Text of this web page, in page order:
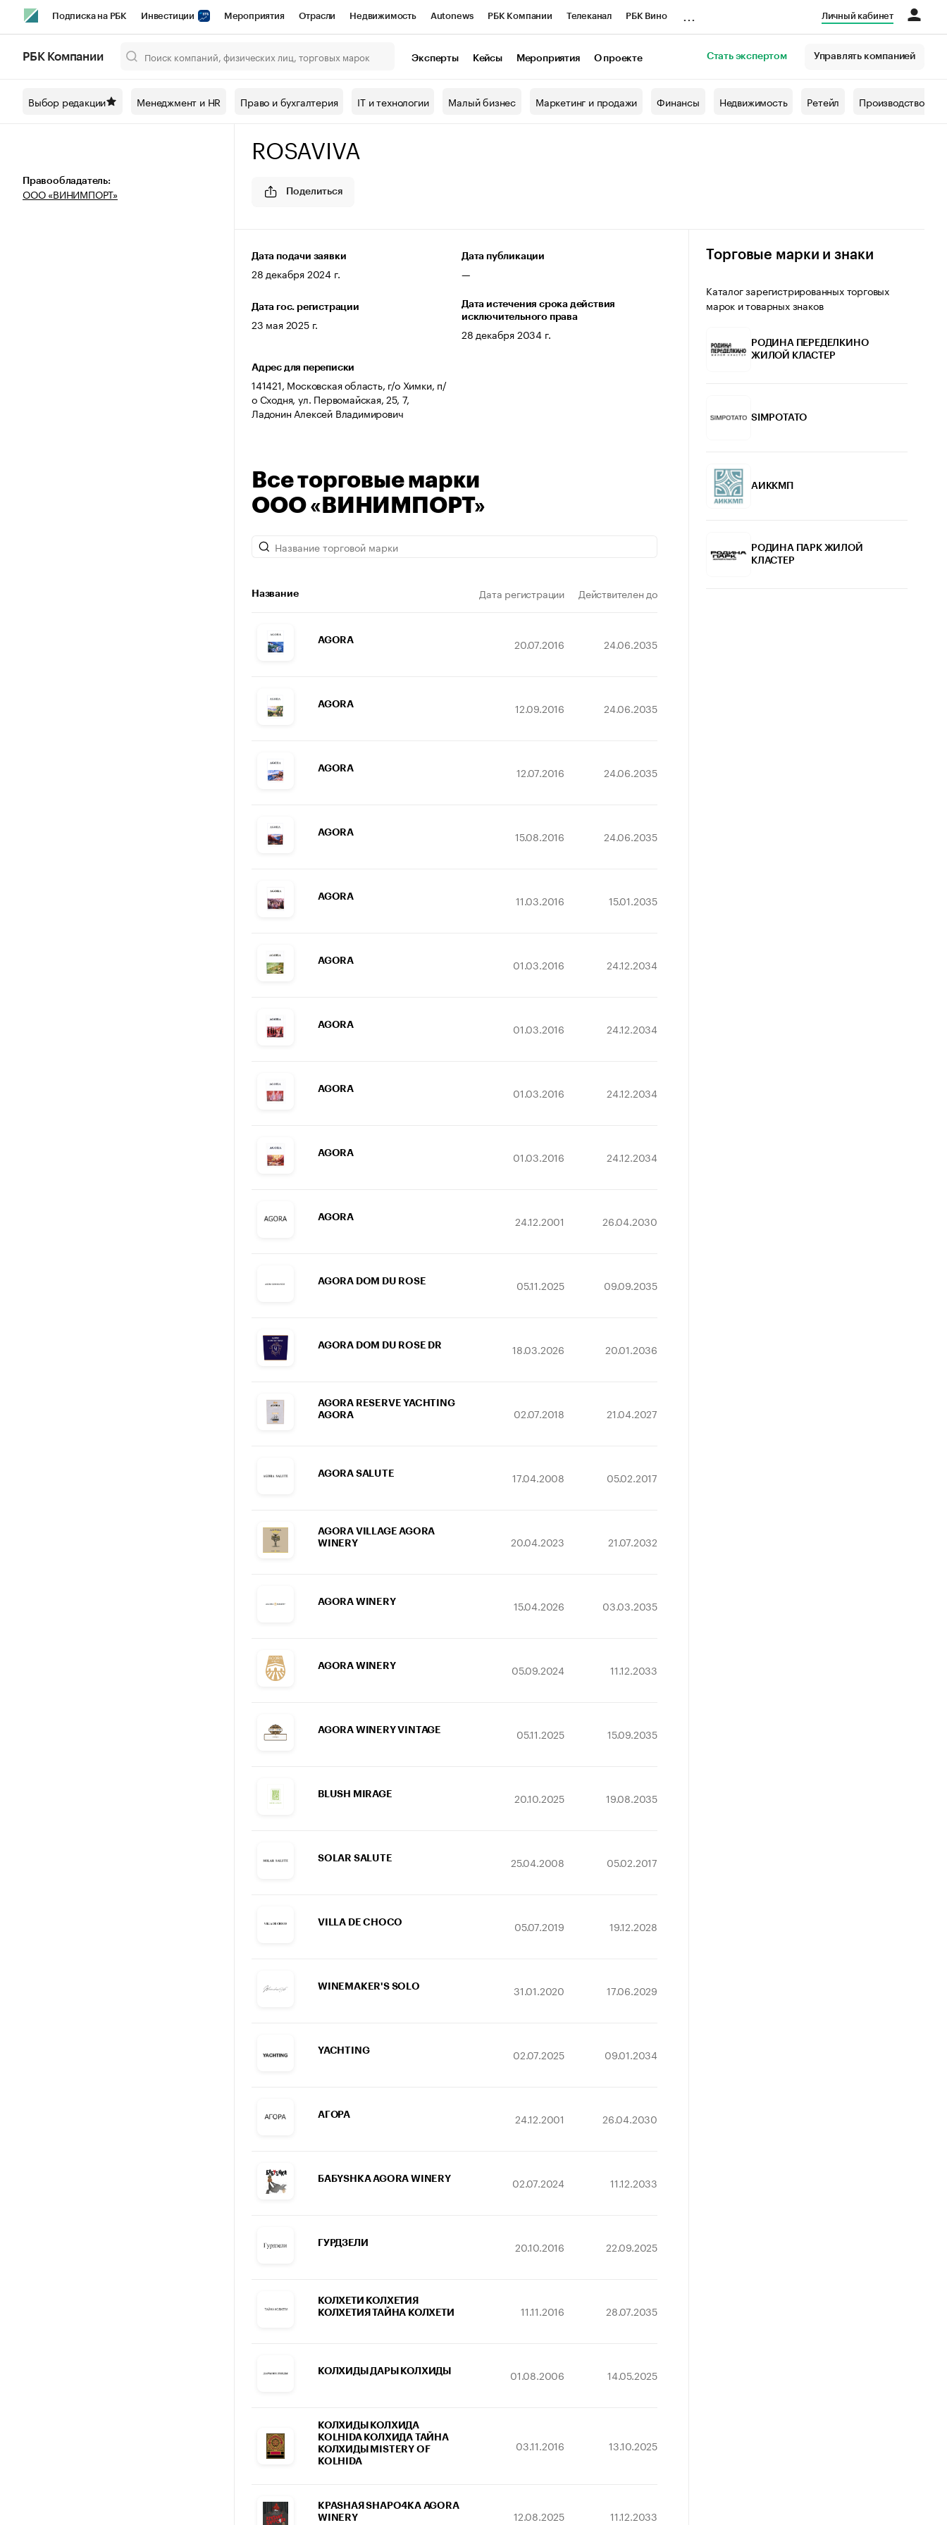
Подписка на РБК Инвестиции Мероприятия Отрасли Недвижимость Autonews РБК Компании Телеканал РБК Вино
Спецпроекты СПб Конференции СПб Спецпроекты Проверка контрагентов
Рынок наличной валюты
Личный кабинет
РБК Компании Эксперты Кейсы Мероприятия О проекте Стать экспертом Управлять компанией
Выбор редакции Менеджмент и HR Право и бухгалтерия IT и технологии Малый бизнес Маркетинг и продажи Финансы Недвижимость Ретейл Производство
Правообладатель:
ООО «ВИНИМПОРТ»
ROSAVIVA
Поделиться
Дата подачи заявки
28 декабря 2024 г.
Дата публикации
—
Дата гос. регистрации
23 мая 2025 г.
Дата истечения срока действия
исключительного права
28 декабря 2034 г.
Адрес для переписки
141421, Московская область, г/о Химки, п/
о Сходня, ул. Первомайская, 25, 7,
Ладонин Алексей Владимирович
Все торговые марки
ООО «ВИНИМПОРТ»
Название Дата регистрации Действителен до
AGORA 20.07.2016 24.06.2035
AGORA 12.09.2016 24.06.2035
AGORA 12.07.2016 24.06.2035
AGORA 15.08.2016 24.06.2035
AGORA 11.03.2016 15.01.2035
AGORA 01.03.2016 24.12.2034
AGORA 01.03.2016 24.12.2034
AGORA 01.03.2016 24.12.2034
AGORA 01.03.2016 24.12.2034
AGORA 24.12.2001 26.04.2030
AGORA DOM DU ROSE 05.11.2025 09.09.2035
AGORA DOM DU ROSE DR 18.03.2026 20.01.2036
AGORA RESERVE YACHTING
AGORA
02.07.2018 21.04.2027
AGORA SALUTE 17.04.2008 05.02.2017
AGORA VILLAGE AGORA
WINERY
20.04.2023 21.07.2032
AGORA WINERY 15.04.2026 03.03.2035
AGORA WINERY 05.09.2024 11.12.2033
AGORA WINERY VINTAGE 05.11.2025 15.09.2035
BLUSH MIRAGE 20.10.2025 19.08.2035
SOLAR SALUTE 25.04.2008 05.02.2017
VILLA DE CHOCO 05.07.2019 19.12.2028
WINEMAKER'S SOLO 31.01.2020 17.06.2029
YACHTING 02.07.2025 09.01.2034
АГОРА 24.12.2001 26.04.2030
БАБYSHKA AGORA WINERY 02.07.2024 11.12.2033
ГУРДЗЕЛИ 20.10.2016 22.09.2025
КОЛХЕТИ КОЛХЕТИЯ
КОЛХЕТИЯ ТАЙНА КОЛХЕТИ
11.11.2016 28.07.2035
КОЛХИДЫ ДАРЫ КОЛХИДЫ 01.08.2006 14.05.2025
КОЛХИДЫ КОЛХИДА
KOLHIDA КОЛХИДА ТАЙНА
КОЛХИДЫ MISTERY OF
KOLHIDA
03.11.2016 13.10.2025
КРАSНАЯ SHAPO4KA AGORA
WINERY
12.08.2025 11.12.2033
Торговые марки и знаки
Каталог зарегистрированных торговых
марок и товарных знаков
РОДИНА ПЕРЕДЕЛКИНО
ЖИЛОЙ КЛАСТЕР
SIMPOTATO
АИККМП
РОДИНА ПАРК ЖИЛОЙ
КЛАСТЕР